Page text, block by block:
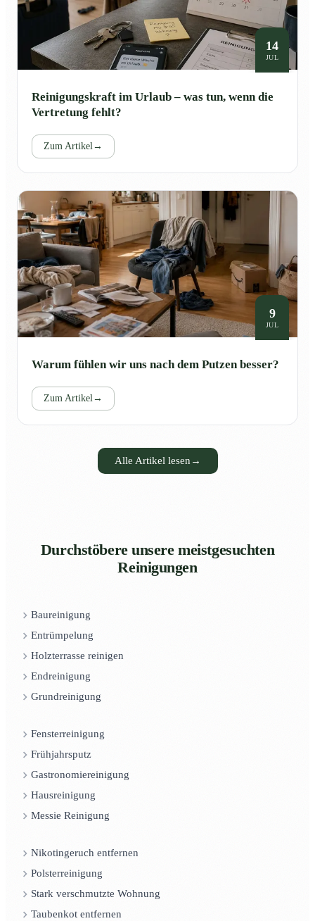
14
JUL
Reinigungskraft im Urlaub – was tun, wenn die
Vertretung fehlt?
Zum Artikel→
9
JUL
Warum fühlen wir uns nach dem Putzen besser?
Zum Artikel→
Alle Artikel lesen →
Durchstöbere unsere meistgesuchten
Reinigungen
Baureinigung
Entrümpelung
Holzterrasse reinigen
Endreinigung
Grundreinigung
Fensterreinigung
Frühjahrsputz
Gastronomiereinigung
Hausreinigung
Messie Reinigung
Nikotingeruch entfernen
Polsterreinigung
Stark verschmutzte Wohnung
Taubenkot entfernen